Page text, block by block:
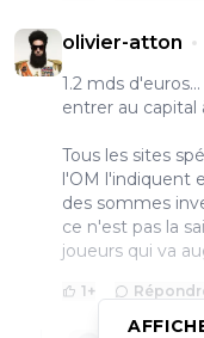
olivier-atton
1.2 mds
entrer au capital
Tous les sites
l'OM l'indiquent
des sommes
ce n'est pas la
joueurs qui va
1+